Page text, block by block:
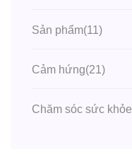
Sản phẩm(11)
Cảm hứng(21)
Chăm sóc sức khỏe